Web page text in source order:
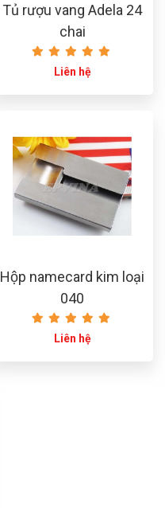
Tủ rượu vang Adela 24
chai
Liên hệ
Hộp namecard kim loại
040
Liên hệ